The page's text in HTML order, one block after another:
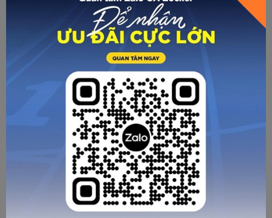
Kế thừa phom của F50 - một trong những dòng